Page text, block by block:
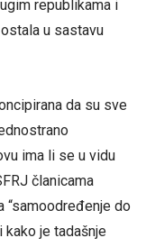
republikama i
u sastavu
da su sve
ima li se u vidu
članicama
“samoodređenje do
kako je tadašnje